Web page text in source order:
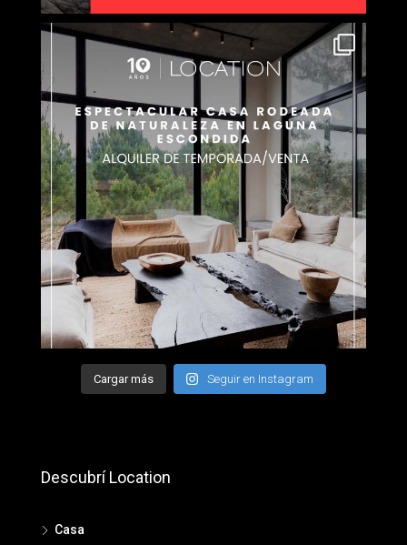
Cargar más Seguir en Instagram
Descubrí Location
Casa